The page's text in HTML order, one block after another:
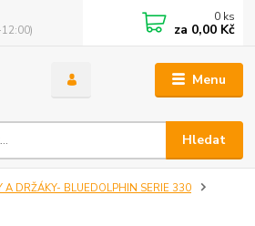
Menu
Hledat
0 ks
za 0,00 Kč
A DRŽÁKY- BLUEDOLPHIN SERIE 330